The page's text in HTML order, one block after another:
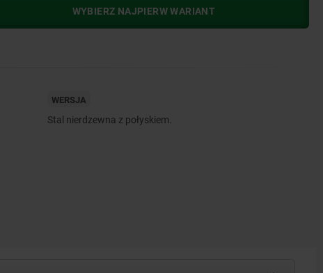
WYBIERZ NAJPIERW WARIANT
WERSJA
Stal nierdzewna z połyskiem.